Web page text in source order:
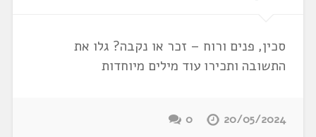
סכין, פנים ורוח – זכר או נקבה? גלו את
התשובה ותכירו עוד מילים מיוחדות
20/05/2024
0